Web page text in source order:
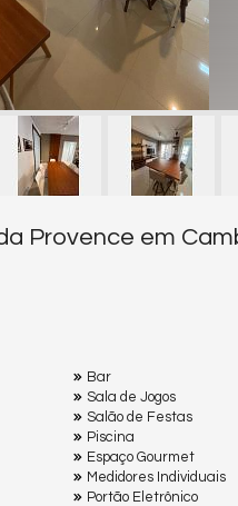
Provence em
Bar
Sala de Jogos
Salão de Festas
Piscina
Espaço Gourmet
Medidores Individuais
Portão Eletrônico